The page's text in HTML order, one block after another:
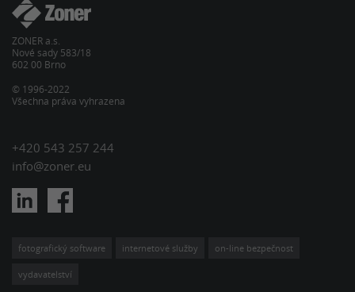
ZONER a.s.
Nové sady 583/18
602 00 Brno
© 1996-2022
Všechna práva vyhrazena
+420 543 257 244
info@zoner.eu
fotografický software internetové služby on-line bezpečnost
vydavatelství